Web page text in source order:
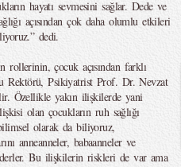
hayatı sevmesini sağlar. Dede ve
açısından çok daha olumlu etkileri
dedi.
rollerinin, çocuk açısından farklı
Rektörü, Psikiyatrist Prof. Dr. Nevzat
Özellikle yakın ilişkilerde yani
olan çocukların ruh sağlığı
olarak da biliyoruz,
anneanneler, babaanneler ve
Bu ilişkilerin riskleri de var ama